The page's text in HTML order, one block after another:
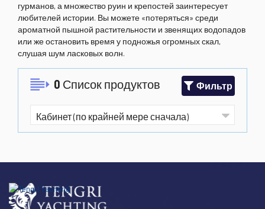
гурманов, а множество руин и крепостей заинтересует
любителей истории. Вы можете «потеряться» среди
ароматной пышной растительности и звенящих водопадов
или же остановить время у подножья огромных скал,
слушая шум ласковых волн.
0 Список продуктов Фильтр